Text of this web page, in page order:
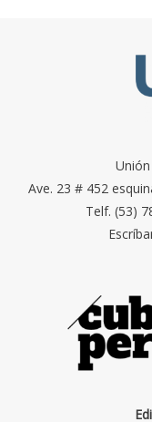
Ave. 23 # 452
Telf. (53)